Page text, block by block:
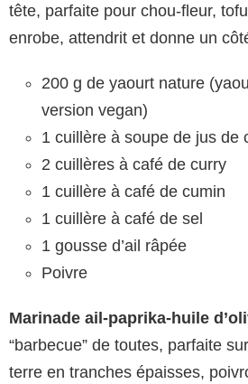
tête, parfaite pour chou-fleur,
enrobe, attendrit et donne un
200 g de yaourt nature
version vegan)
1 cuillère à soupe de jus de
2 cuillères à café de curry
1 cuillère à café de cumin
1 cuillère à café de sel
1 gousse d’ail râpée
Poivre
Marinade ail-paprika-huile
“barbecue” de toutes, parfaite
terre en tranches épaisses,